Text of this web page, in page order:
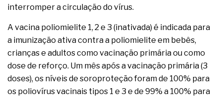
interromper a circulação do vírus.
A vacina poliomielite 1, 2 e 3 (inativada) é indicada para
a imunização ativa contra a poliomielite em bebês,
crianças e adultos como vacinação primária ou como
dose de reforço. Um mês após a vacinação primária (3
doses), os níveis de soroproteção foram de 100% para
os poliovírus vacinais tipos 1 e 3 e de 99% a 100% para